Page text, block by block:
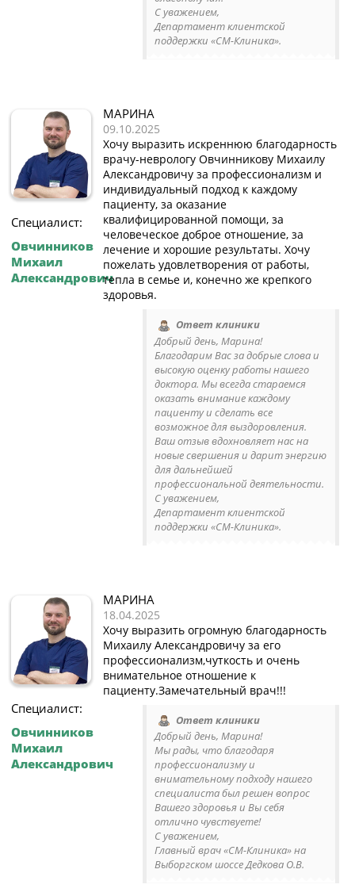
С уважением,
Департамент клиентской
поддержки «СМ-Клиника».
Специалист:
Овчинников
Михаил
Александрович
МАРИНА
09.10.2025
Хочу выразить искреннюю благодарность
врачу-неврологу Овчинникову Михаилу
Александровичу за профессионализм и
индивидуальный подход к каждому
пациенту, за оказание
квалифицированной помощи, за
человеческое доброе отношение, за
лечение и хорошие результаты. Хочу
пожелать удовлетворения от работы,
тепла в семье и, конечно же крепкого
здоровья.
Ответ клиники
Добрый день, Марина!
Благодарим Вас за добрые слова и
высокую оценку работы нашего
доктора. Мы всегда стараемся
оказать внимание каждому
пациенту и сделать все
возможное для выздоровления.
Ваш отзыв вдохновляет нас на
новые свершения и дарит энергию
для дальнейшей
профессиональной деятельности.
С уважением,
Департамент клиентской
поддержки «СМ-Клиника».
Специалист:
Овчинников
Михаил
Александрович
МАРИНА
18.04.2025
Хочу выразить огромную благодарность
Михаилу Александровичу за его
профессионализм,чуткость и очень
внимательное отношение к
пациенту.Замечательный врач!!!
Ответ клиники
Добрый день, Марина!
Мы рады, что благодаря
профессионализму и
внимательному подходу нашего
специалиста был решен вопрос
Вашего здоровья и Вы себя
отлично чувствуете!
С уважением,
Главный врач «СМ-Клиника» на
Выборгском шоссе Дедкова О.В.